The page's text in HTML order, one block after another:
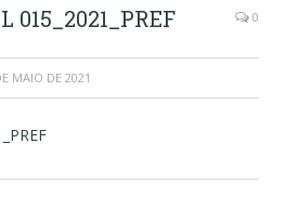
0
MAIO DE 2021